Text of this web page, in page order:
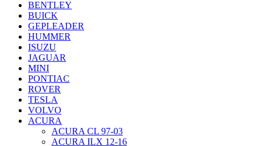
BENTLEY
BUICK
GEPLEADER
HUMMER
ISUZU
JAGUAR
MINI
PONTIAC
ROVER
TESLA
VOLVO
ACURA
ACURA CL 97-03
ACURA ILX 12-16